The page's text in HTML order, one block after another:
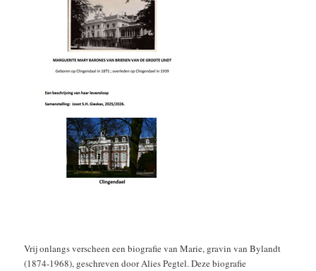
Vrij onlangs verscheen een biografie van Marie, gravin van Bylandt
(1874-1968), geschreven door Alies Pegtel. Deze biografie